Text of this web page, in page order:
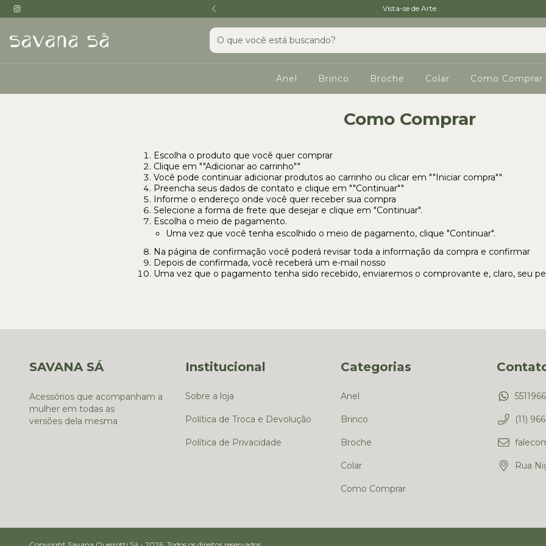
esculturas de vestir Vista-se de Arte
Anel Brinco Broche Colar Como Comprar
Como Comprar
Escolha o produto que você quer comprar
Clique em ""Adicionar ao carrinho""
Você pode continuar adicionar produtos ao carrinho ou clicar em ""Iniciar compra""
Preencha seus dados de contato e clique em ""Continuar""
Informe o endereço onde você quer receber sua compra
Selecione a forma de frete que desejar e clique em "Continuar".
Escolha o meio de pagamento.
Uma vez que você tenha escolhido o meio de pagamento, clique "Continuar".
Na página de confirmação você poderá revisar toda a informação da compra e confirmar
Depois de confirmada, você receberá um e-mail nosso
Uma vez que o pagamento tenha sido recebido, enviaremos o comprovante e, claro, seu
SAVANA SÁ
Acessórios que acompanham a
mulher em todas as
versões dela mesma
Institucional
Sobre a loja
Política de Troca e Devolução
Política de Privacidade
Categorias
Anel
Brinco
Broche
Colar
Como Comprar
(11)
Rua